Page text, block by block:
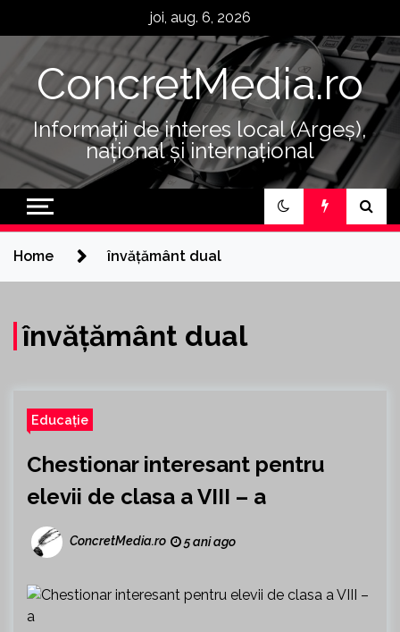
joi, aug. 6, 2026
ConcretMedia.ro
Informații de interes local (Argeș),
național și internațional
Home învățământ dual
învățământ dual
Educație
Chestionar interesant pentru
elevii de clasa a VIII – a
ConcretMedia.ro 5 ani ago